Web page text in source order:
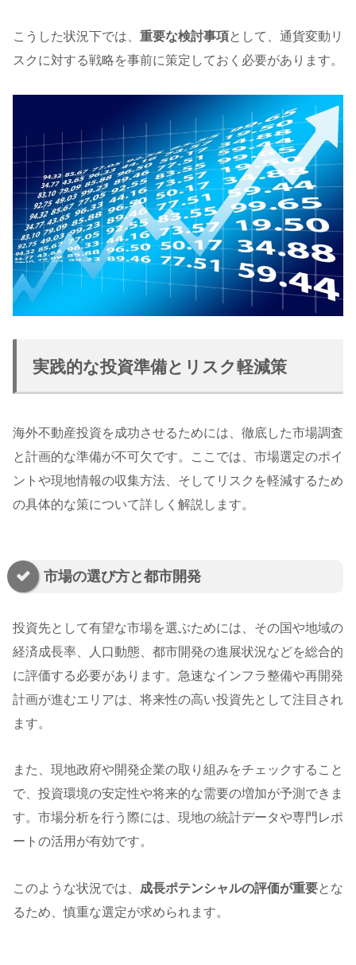
こうした状況下では、 重要な検討事項として、通貨変動リ
スクに対する戦略を事前に策定しておく必要があります。
実践的な投資準備とリスク軽減策
海外不動産投資を成功させるためには、徹底した市場調査
と計画的な準備が不可欠です。ここでは、市場選定のポイ
ントや現地情報の収集方法、そしてリスクを軽減するため
の具体的な策について詳しく解説します。
市場の選び方と都市開発
投資先として有望な市場を選ぶためには、その国や地域の
経済成長率、人口動態、都市開発の進展状況などを総合的
に評価する必要があります。急速なインフラ整備や再開発
計画が進むエリアは、将来性の高い投資先として注目され
ます。
また、現地政府や開発企業の取り組みをチェックすること
で、投資環境の安定性や将来的な需要の増加が予測できま
す。市場分析を行う際には、現地の統計データや専門レポ
ートの活用が有効です。
このような状況では、 成長ポテンシャルの評価が重要とな
るため、慎重な選定が求められます。